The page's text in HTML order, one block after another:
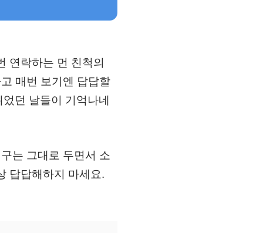
연락하는 먼 친척의
매번 보기엔 답답할
던 날들이 기억나네
는 그대로 두면서 소
답답해하지 마세요.